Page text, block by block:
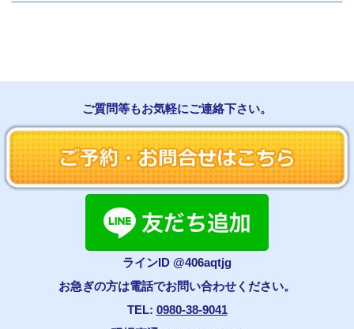
ご質問等もお気軽にご連絡下さい。
ラインID @406aqtjg
お急ぎの方は電話でお問い合わせください。
TEL: 0980-38-9041